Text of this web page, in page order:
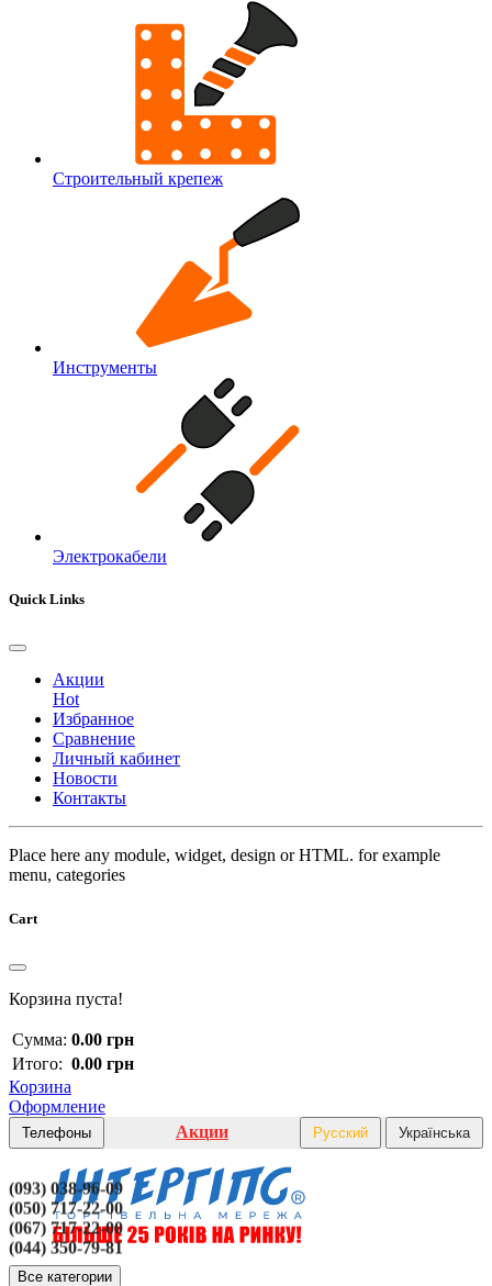
Строительный крепеж
Инструменты
Электрокабели
Quick Links
Акции
Hot
Избранное
Сравнение
Личный кабинет
Новости
Контакты
Place here any module, widget, design or HTML. for example
menu, categories
Cart
Корзина пуста!
Сумма: 0.00 грн
Итого: 0.00 грн
Корзина
Оформление
Телефоны
(093) 038-96-09
(050) 717-22-00
(067) 717-22-00
(044) 350-79-81
Акции Русский Українська
Все категории